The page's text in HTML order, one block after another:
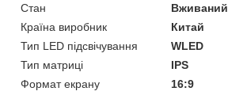
Стан
Вживаний
Країна виробник
Китай
Тип LED підсвічування
WLED
Тип матриці
IPS
Формат екрану
16:9